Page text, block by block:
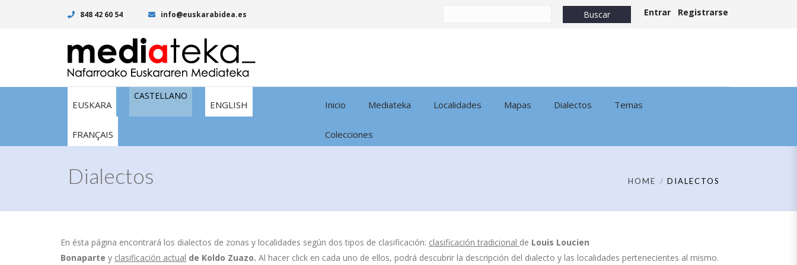
848 42 60 54 info@euskarabidea.es Entrar Registrarse
EUSKARA
CASTELLANO
ENGLISH
FRANÇAIS
Inicio Mediateka Localidades Mapas Dialectos Temas
Colecciones
Dialectos HOME DIALECTOS
En ésta página encontrará los dialectos de zonas y localidades según dos tipos de clasificación: clasificación tradicional de Louis Loucien
Bonaparte y clasificación actual de Koldo Zuazo. Al hacer click en cada uno de ellos, podrá descubrir la descripción del dialecto y las localidades pertenecientes al mismo.